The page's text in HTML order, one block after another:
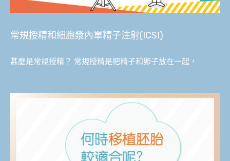
常規授精和細胞漿內單精子注射(ICSI)
甚麼是常規授精？ 常規授精是把精子和卵子放在一起，